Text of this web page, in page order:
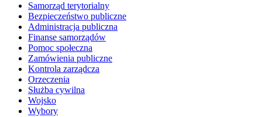
Samorząd terytorialny
Bezpieczeństwo publiczne
Administracja publiczna
Finanse samorządów
Pomoc społeczna
Zamówienia publiczne
Kontrola zarządcza
Orzeczenia
Służba cywilna
Wojsko
Wybory